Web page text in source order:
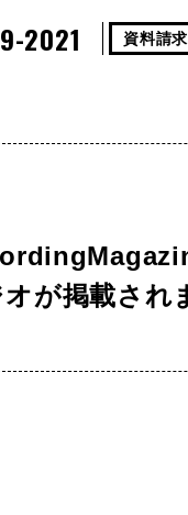
2021 資料請
が掲載され